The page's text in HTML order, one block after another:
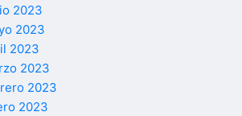
2023
2023
2023
2023
2023
2023